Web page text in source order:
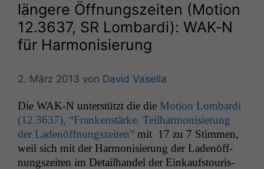
längere Öffnungszeiten (Motion ​
12.3637, SR Lombardi): WAK‑N
für Harmonisierung
2. März 2013 von David Vasella
Die WAK ‑N unter­stützt die die Motion Lom­bar­di
(​12.3637), “Franken­stärke. Teil­har­mon­isierung
der Ladenöff­nungszeit­en” mit 17 zu 7 Stim­men,
weil sich mit der Har­mon­isierung der Ladenöff­
nungszeit­en im Detail­han­del der Einkauf­s­touris­